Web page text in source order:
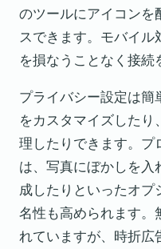
のツールにアイコンを
スできます。モバイ
を損なうことなく接続
プライバシー設定は簡
をカスタマイズした
理したりできます。プ
は、写真にぼかしを
成したりといったオプ
名性も高められます。
れていますが、時折広